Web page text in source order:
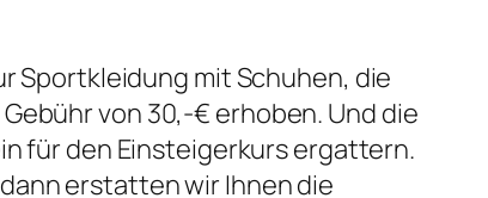
Sportkleidung mit Schuhen, die
von 30,-€ erhoben. Und die
für den Einsteigerkurs ergattern.
erstatten wir Ihnen die